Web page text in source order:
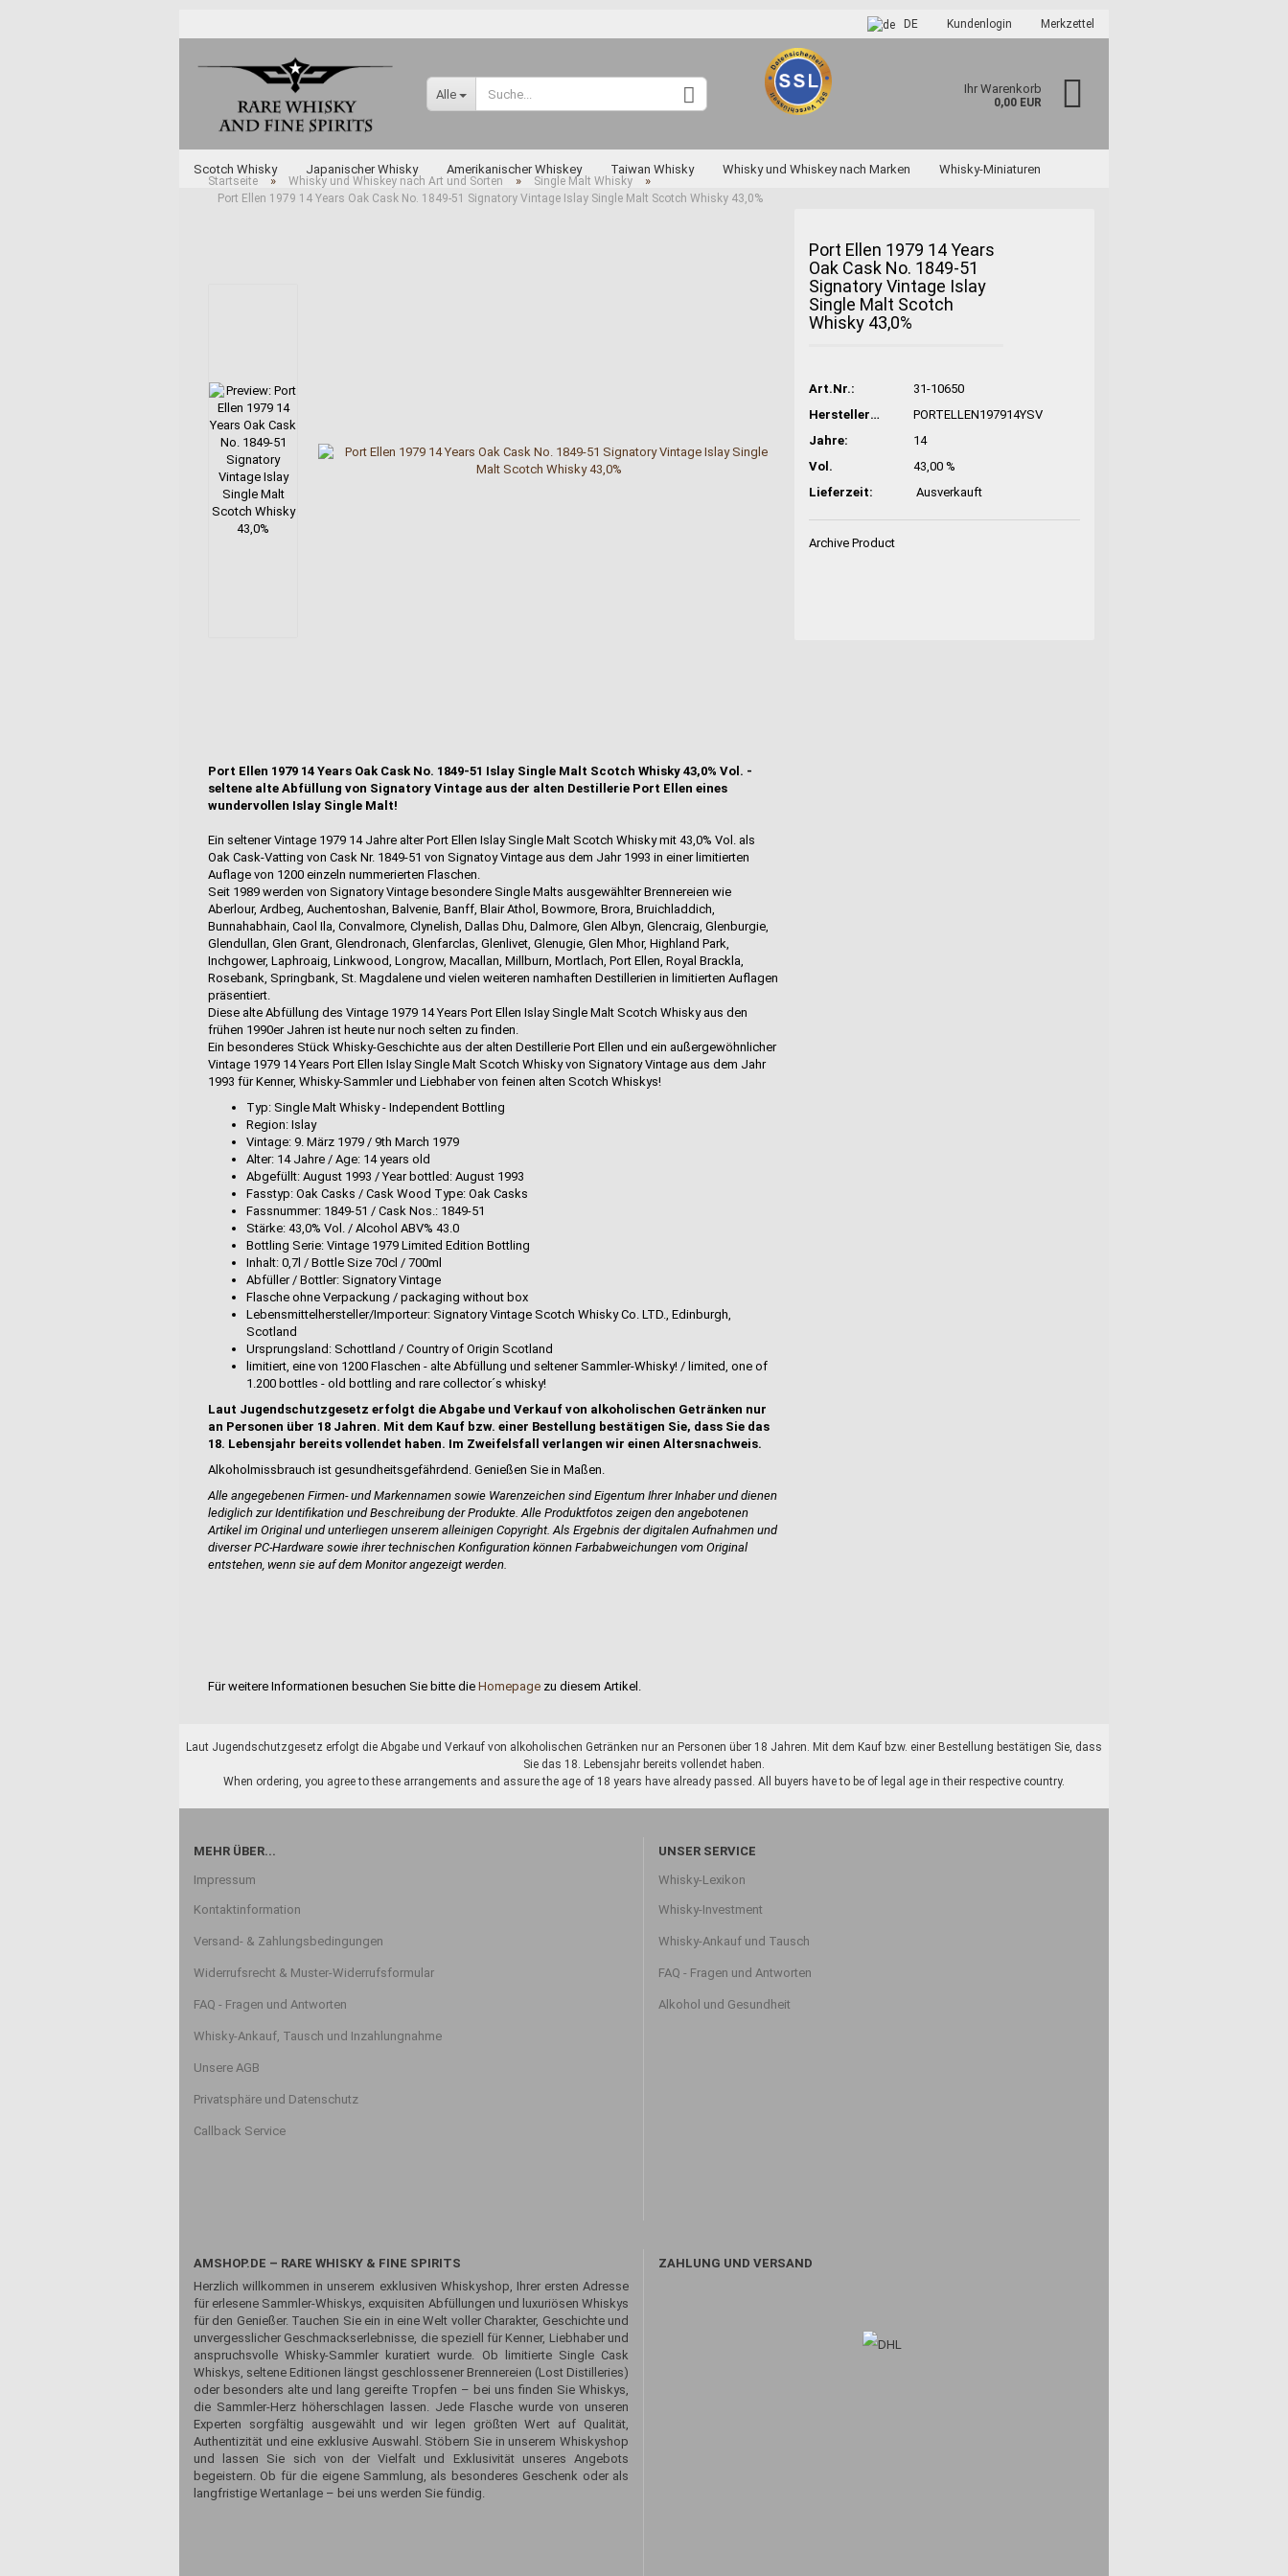
DE
Sprache auswählen
Kundenlogin
Konto erstellen
Passwort vergessen?
Merkzettel
Alle Ihr Warenkorb
0,00 EUR
Scotch Whisky Japanischer Whisky Amerikanischer Whiskey Taiwan Whisky Whisky und Whiskey nach Marken Whisky-Miniaturen
Whisky und Whiskey nach Art und Sorten Diverse Raritäten
Startseite » Whisky und Whiskey nach Art und Sorten » Single Malt Whisky »
Port Ellen 1979 14 Years Oak Cask No. 1849-51 Signatory Vintage Islay Single Malt Scotch Whisky 43,0%
Port Ellen 1979 14 Years
Oak Cask No. 1849-51
Signatory Vintage Islay
Single Malt Scotch
Whisky 43,0%
Art.Nr.:
31-10650
Hersteller-Nr:
PORTELLEN197914YSV
Jahre:
14
Vol.
43,00 %
Lieferzeit:
Ausverkauft
Archive Product
Port Ellen 1979 14 Years Oak Cask No. 1849-51 Islay Single Malt Scotch Whisky 43,0% Vol. -
seltene alte Abfüllung von Signatory Vintage aus der alten Destillerie Port Ellen eines
wundervollen Islay Single Malt!
Ein seltener Vintage 1979 14 Jahre alter Port Ellen Islay Single Malt Scotch Whisky mit 43,0% Vol. als
Oak Cask-Vatting von Cask Nr. 1849-51 von Signatoy Vintage aus dem Jahr 1993 in einer limitierten
Auflage von 1200 einzeln nummerierten Flaschen.
Seit 1989 werden von Signatory Vintage besondere Single Malts ausgewählter Brennereien wie
Aberlour, Ardbeg, Auchentoshan, Balvenie, Banff, Blair Athol, Bowmore, Brora, Bruichladdich,
Bunnahabhain, Caol Ila, Convalmore, Clynelish, Dallas Dhu, Dalmore, Glen Albyn, Glencraig, Glenburgie,
Glendullan, Glen Grant, Glendronach, Glenfarclas, Glenlivet, Glenugie, Glen Mhor, Highland Park,
Inchgower, Laphroaig, Linkwood, Longrow, Macallan, Millburn, Mortlach, Port Ellen, Royal Brackla,
Rosebank, Springbank, St. Magdalene und vielen weiteren namhaften Destillerien in limitierten Auflagen
präsentiert.
Diese alte Abfüllung des Vintage 1979 14 Years Port Ellen Islay Single Malt Scotch Whisky aus den
frühen 1990er Jahren ist heute nur noch selten zu finden.
Ein besonderes Stück Whisky-Geschichte aus der alten Destillerie Port Ellen und ein außergewöhnlicher
Vintage 1979 14 Years Port Ellen Islay Single Malt Scotch Whisky von Signatory Vintage aus dem Jahr
1993 für Kenner, Whisky-Sammler und Liebhaber von feinen alten Scotch Whiskys!
Typ: Single Malt Whisky - Independent Bottling
Region: Islay
Vintage: 9. März 1979 / 9th March 1979
Alter: 14 Jahre / Age: 14 years old
Abgefüllt: August 1993 / Year bottled: August 1993
Fasstyp: Oak Casks / Cask Wood Type: Oak Casks
Fassnummer: 1849-51 / Cask Nos.: 1849-51
Stärke: 43,0% Vol. / Alcohol ABV% 43.0
Bottling Serie: Vintage 1979 Limited Edition Bottling
Inhalt: 0,7l / Bottle Size 70cl / 700ml
Abfüller / Bottler: Signatory Vintage
Flasche ohne Verpackung / packaging without box
Lebensmittelhersteller/Importeur: Signatory Vintage Scotch Whisky Co. LTD., Edinburgh,
Scotland
Ursprungsland: Schottland / Country of Origin Scotland
limitiert, eine von 1200 Flaschen - alte Abfüllung und seltener Sammler-Whisky! / limited, one of
1.200 bottles - old bottling and rare collector´s whisky!
Laut Jugendschutzgesetz erfolgt die Abgabe und Verkauf von alkoholischen Getränken nur
an Personen über 18 Jahren. Mit dem Kauf bzw. einer Bestellung bestätigen Sie, dass Sie das
18. Lebensjahr bereits vollendet haben. Im Zweifelsfall verlangen wir einen Altersnachweis.
Alkoholmissbrauch ist gesundheitsgefährdend. Genießen Sie in Maßen.
Alle angegebenen Firmen- und Markennamen sowie Warenzeichen sind Eigentum Ihrer Inhaber und dienen
lediglich zur Identifikation und Beschreibung der Produkte.Alle Produktfotos zeigen den angebotenen
Artikel im Original und unterliegen unserem alleinigen Copyright. Als Ergebnis der digitalen Aufnahmen und
diverser PC-Hardware sowie ihrer technischen Konfiguration können Farbabweichungen vom Original
entstehen, wenn sie auf dem Monitor angezeigt werden.
Für weitere Informationen besuchen Sie bitte die Homepage zu diesem Artikel.
Laut Jugendschutzgesetz erfolgt die Abgabe und Verkauf von alkoholischen Getränken nur an Personen über 18 Jahren. Mit dem Kauf bzw. einer Bestellung bestätigen Sie, dass
Sie das 18. Lebensjahr bereits vollendet haben.
When ordering, you agree to these arrangements and assure the age of 18 years have already passed. All buyers have to be of legal age in their respective country.
MEHR ÜBER...
Impressum
Kontaktinformation
Versand- & Zahlungsbedingungen
Widerrufsrecht & Muster-Widerrufsformular
FAQ - Fragen und Antworten
Whisky-Ankauf, Tausch und Inzahlungnahme
Unsere AGB
Privatsphäre und Datenschutz
Callback Service
UNSER SERVICE
Whisky-Lexikon
Whisky-Investment
Whisky-Ankauf und Tausch
FAQ - Fragen und Antworten
Alkohol und Gesundheit
AMSHOP.DE – RARE WHISKY & FINE SPIRITS
Herzlich willkommen in unserem exklusiven Whiskyshop, Ihrer ersten Adresse
für erlesene Sammler-Whiskys, exquisiten Abfüllungen und luxuriösen Whiskys
für den Genießer. Tauchen Sie ein in eine Welt voller Charakter, Geschichte und
unvergesslicher Geschmackserlebnisse, die speziell für Kenner, Liebhaber und
anspruchsvolle Whisky-Sammler kuratiert wurde. Ob limitierte Single Cask
Whiskys, seltene Editionen längst geschlossener Brennereien (Lost Distilleries)
oder besonders alte und lang gereifte Tropfen – bei uns finden Sie Whiskys,
die Sammler-Herz höherschlagen lassen. Jede Flasche wurde von unseren
Experten sorgfältig ausgewählt und wir legen größten Wert auf Qualität,
Authentizität und eine exklusive Auswahl. Stöbern Sie in unserem Whiskyshop
und lassen Sie sich von der Vielfalt und Exklusivität unseres Angebots
begeistern. Ob für die eigene Sammlung, als besonderes Geschenk oder als
langfristige Wertanlage – bei uns werden Sie fündig.
ZAHLUNG UND VERSAND